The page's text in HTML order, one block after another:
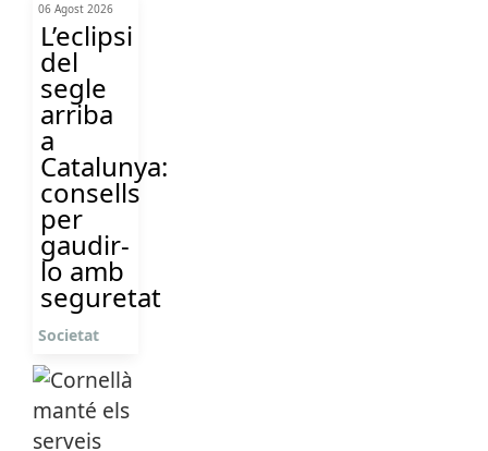
06 Agost 2026
L’eclipsi
del
segle
arriba
a
Catalunya:
consells
per
gaudir-
lo amb
seguretat
Societat